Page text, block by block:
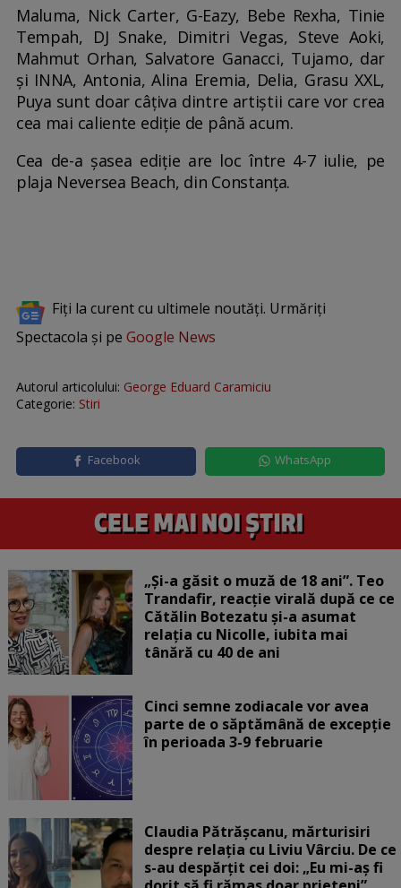
Maluma, Nick Carter, G-Eazy, Bebe Rexha, Tinie
Tempah, DJ Snake, Dimitri Vegas, Steve Aoki,
Mahmut Orhan, Salvatore Ganacci, Tujamo, dar
și INNA, Antonia, Alina Eremia, Delia, Grasu XXL,
Puya sunt doar câțiva dintre artiștii care vor crea
cea mai caliente ediție de până acum.
Cea de-a șasea ediție are loc între 4-7 iulie, pe
plaja Neversea Beach, din Constanța.
Fiți la curent cu ultimele noutăți. Urmăriți
Spectacola și pe Google News
Autorul articolului: George Eduard Caramiciu
Categorie: Stiri
Facebook WhatsApp
„Și-a găsit o muză de 18 ani”. Teo
Trandafir, reacție virală după ce ce
Cătălin Botezatu și-a asumat
relația cu Nicolle, iubita mai
tânără cu 40 de ani
Cinci semne zodiacale vor avea
parte de o săptămână de excepție
în perioada 3-9 februarie
Claudia Pătrășcanu, mărturisiri
despre relația cu Liviu Vârciu. De ce
s-au despărțit cei doi: „Eu mi-aș fi